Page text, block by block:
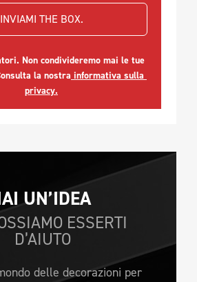
Non condivideremo mai le tue
la nostra informativa sulla
privacy.
UN’IDEA
ESSERTI
D’AIUTO
delle decorazioni per